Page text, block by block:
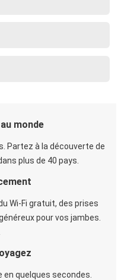
monde
Partez à la découverte de
plus de 40 pays.
Wi-Fi gratuit, des prises
pour vos jambes.
en quelques secondes.